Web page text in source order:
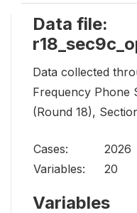
Data file:
Data collected
Frequency Phone
(Round 18),
Cases:
2026
Variables:
20
Variables